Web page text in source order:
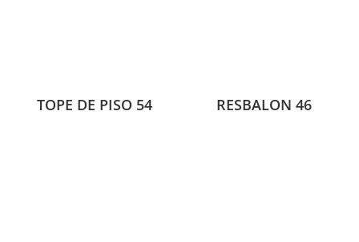
TOPE DE PISO 54 RESBALON 46